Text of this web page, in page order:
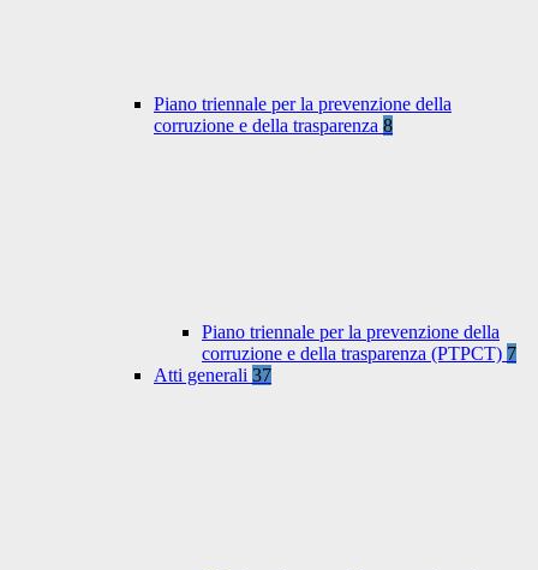
Piano triennale per la prevenzione della
corruzione e della trasparenza 8
Piano triennale per la prevenzione della
corruzione e della trasparenza (PTPCT) 7
Atti generali 37